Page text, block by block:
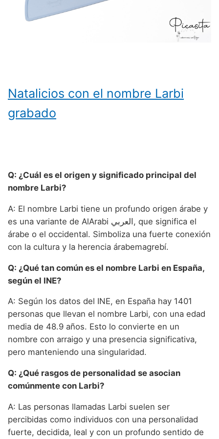
Natalicios con el nombre Larbi
grabado
Q: ¿Cuál es el origen y significado principal del
nombre Larbi?
A: El nombre Larbi tiene un profundo origen árabe y
es una variante de AlArabi العربي, que significa el
árabe o el occidental. Simboliza una fuerte conexión
con la cultura y la herencia árabemagrebí.
Q: ¿Qué tan común es el nombre Larbi en España,
según el INE?
A: Según los datos del INE, en España hay 1401
personas que llevan el nombre Larbi, con una edad
media de 48.9 años. Esto lo convierte en un
nombre con arraigo y una presencia significativa,
pero manteniendo una singularidad.
Q: ¿Qué rasgos de personalidad se asocian
comúnmente con Larbi?
A: Las personas llamadas Larbi suelen ser
percibidas como individuos con una personalidad
fuerte, decidida, leal y con un profundo sentido de